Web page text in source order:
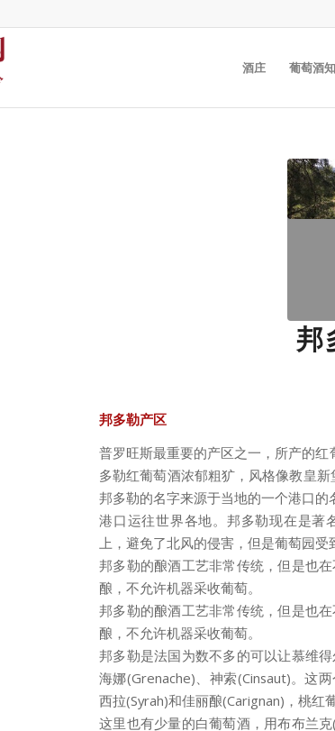
酒庄 葡萄酒
邦
邦多勒产区
普罗旺斯最重要的产区之一，所产的
多勒红葡萄酒浓郁粗犷，风格像教皇
邦多勒的名字来源于当地的一个港口的
港口运往世界各地。邦多勒现在是著
上，避免了北风的侵害，但是葡萄园受
邦多勒的酿酒工艺非常传统，但是也
酿，不允许机器采收葡萄。
邦多勒的酿酒工艺非常传统，但是也
酿，不允许机器采收葡萄。
邦多勒是法国为数不多的可以让慕维
海娜(Grenache)、神索(Cinsaut)。这
西拉(Syrah)和佳丽酿(Carignan)，桃红
这里也有少量的白葡萄酒，用布布兰